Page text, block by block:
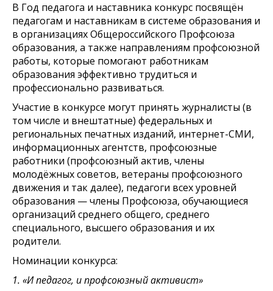
В Год педагога и наставника конкурс посвящён
педагогам и наставникам в системе образования и
в организациях Общероссийского Профсоюза
образования, а также направлениям профсоюзной
работы, которые помогают работникам
образования эффективно трудиться и
профессионально развиваться.
Участие в конкурсе могут принять журналисты (в
том числе и внештатные) федеральных и
региональных печатных изданий, интернет-СМИ,
информационных агентств, профсоюзные
работники (профсоюзный актив, члены
молодёжных советов, ветераны профсоюзного
движения и так далее), педагоги всех уровней
образования — члены Профсоюза, обучающиеся
организаций среднего общего, среднего
специального, высшего образования и их
родители.
Номинации конкурса:
1. «И педагог, и профсоюзный активист»